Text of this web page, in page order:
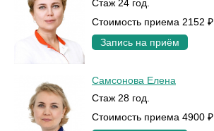
Стаж 24 год.
Стоимость приема 2152 ₽
Запись на приём
Самсонова Елена
Стаж 28 год.
Стоимость приема 4900 ₽